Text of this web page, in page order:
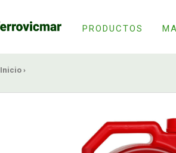
PRODUCTOS
Inicio ›